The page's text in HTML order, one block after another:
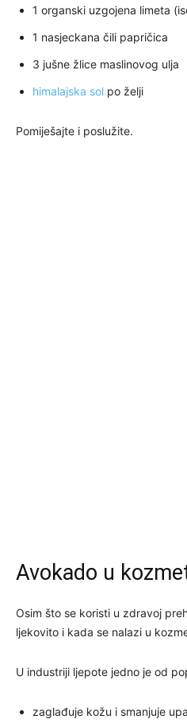
1 organski uzgojena limeta
1 nasjeckana čili papričica
3 jušne žlice maslinovog ulja
himalajska sol po želji
Pomiješajte i poslužite.
Avokado u
Osim što se koristi u zdravoj
ljekovito i kada se nalazi u
U industriji ljepote jedno je od
zaglađuje kožu i smanjuje